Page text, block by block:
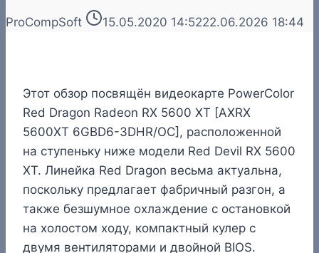
ProCompSoft 15.05.2020 14:5222.06.2026 18:44
Этот обзор посвящён видеокарте PowerColor
Red Dragon Radeon RX 5600 XT [AXRX
5600XT 6GBD6-3DHR/OC], расположенной
на ступеньку ниже модели Red Devil RX 5600
XT. Линейка Red Dragon весьма актуальна,
поскольку предлагает фабричный разгон, а
также безшумное охлаждение с остановкой
на холостом ходу, компактный кулер с
двумя вентиляторами и двойной BIOS.